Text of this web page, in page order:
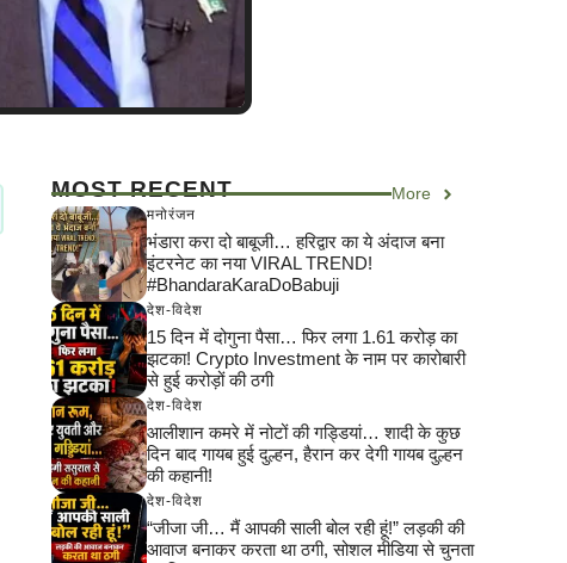
MOST RECENT More
मनोरंजन
भंडारा करा दो बाबूजी… हरिद्वार का ये अंदाज बना
इंटरनेट का नया VIRAL TREND!
#BhandaraKaraDoBabuji
देश-विदेश
15 दिन में दोगुना पैसा… फिर लगा 1.61 करोड़ का
झटका! Crypto Investment के नाम पर कारोबारी
से हुई करोड़ों की ठगी
देश-विदेश
आलीशान कमरे में नोटों की गड्डियां… शादी के कुछ
दिन बाद गायब हुई दुल्हन, हैरान कर देगी गायब दुल्हन
की कहानी!
देश-विदेश
“जीजा जी… मैं आपकी साली बोल रही हूं!” लड़की की
आवाज बनाकर करता था ठगी, सोशल मीडिया से चुनता